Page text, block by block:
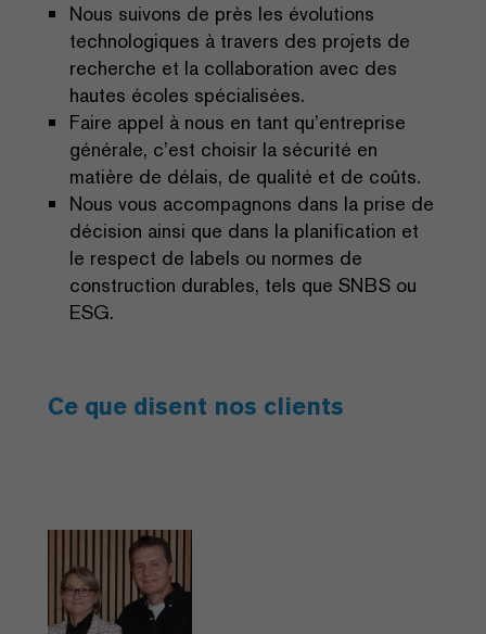
Nous suivons de près les évolutions
technologiques à travers des projets de
recherche et la collaboration avec des
hautes écoles spécialisées.
Faire appel à nous en tant qu’entreprise
générale, c’est choisir la sécurité en
matière de délais, de qualité et de coûts.
Nous vous accompagnons dans la prise de
décision ainsi que dans la planification et
le respect de labels ou normes de
construction durables, tels que SNBS ou
ESG.
Ce que disent nos clients